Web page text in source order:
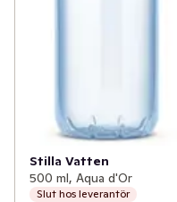
Stilla Vatten
500 ml, Aqua d'Or
Slut hos leverantör